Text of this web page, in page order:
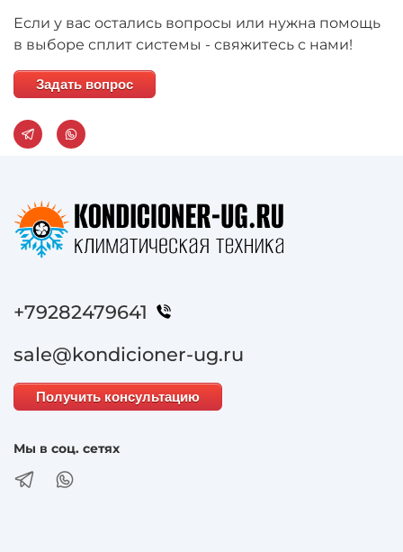
Если у вас остались вопросы или нужна помощь
в выборе сплит системы - свяжитесь с нами!
Задать вопрос
+79282479641
sale@kondicioner-ug.ru
Получить консультацию
Мы в соц. сетях